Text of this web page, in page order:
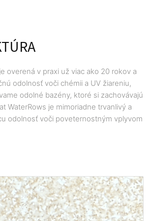
overená v praxi už viac ako 20 rokov a
odolnosť voči chémii a UV žiareniu,
odolné bazény, ktoré si zachovávajú
WaterRows je mimoriadne trvanlivý a
odolnosť voči poveternostným vplyvom